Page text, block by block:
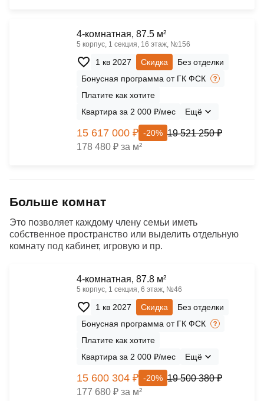
4-комнатная, 87.5 м²
5 корпус, 1 секция, 16 этаж, №156
1 кв 2027 Скидка
Без отделки
Бонусная программа от ГК ФСК
Платите как хотите
Квартира за 2 000 ₽/мес
Ещё
15 617 000 ₽ -20% 19 521 250 ₽
178 480 ₽ за м²
Больше комнат
Это позволяет каждому члену семьи иметь
собственное пространство или выделить отдельную
комнату под кабинет, игровую и пр.
4-комнатная, 87.8 м²
5 корпус, 1 секция, 6 этаж, №46
1 кв 2027 Скидка
Без отделки
Бонусная программа от ГК ФСК
Платите как хотите
Квартира за 2 000 ₽/мес
Ещё
15 600 304 ₽ -20% 19 500 380 ₽
177 680 ₽ за м²